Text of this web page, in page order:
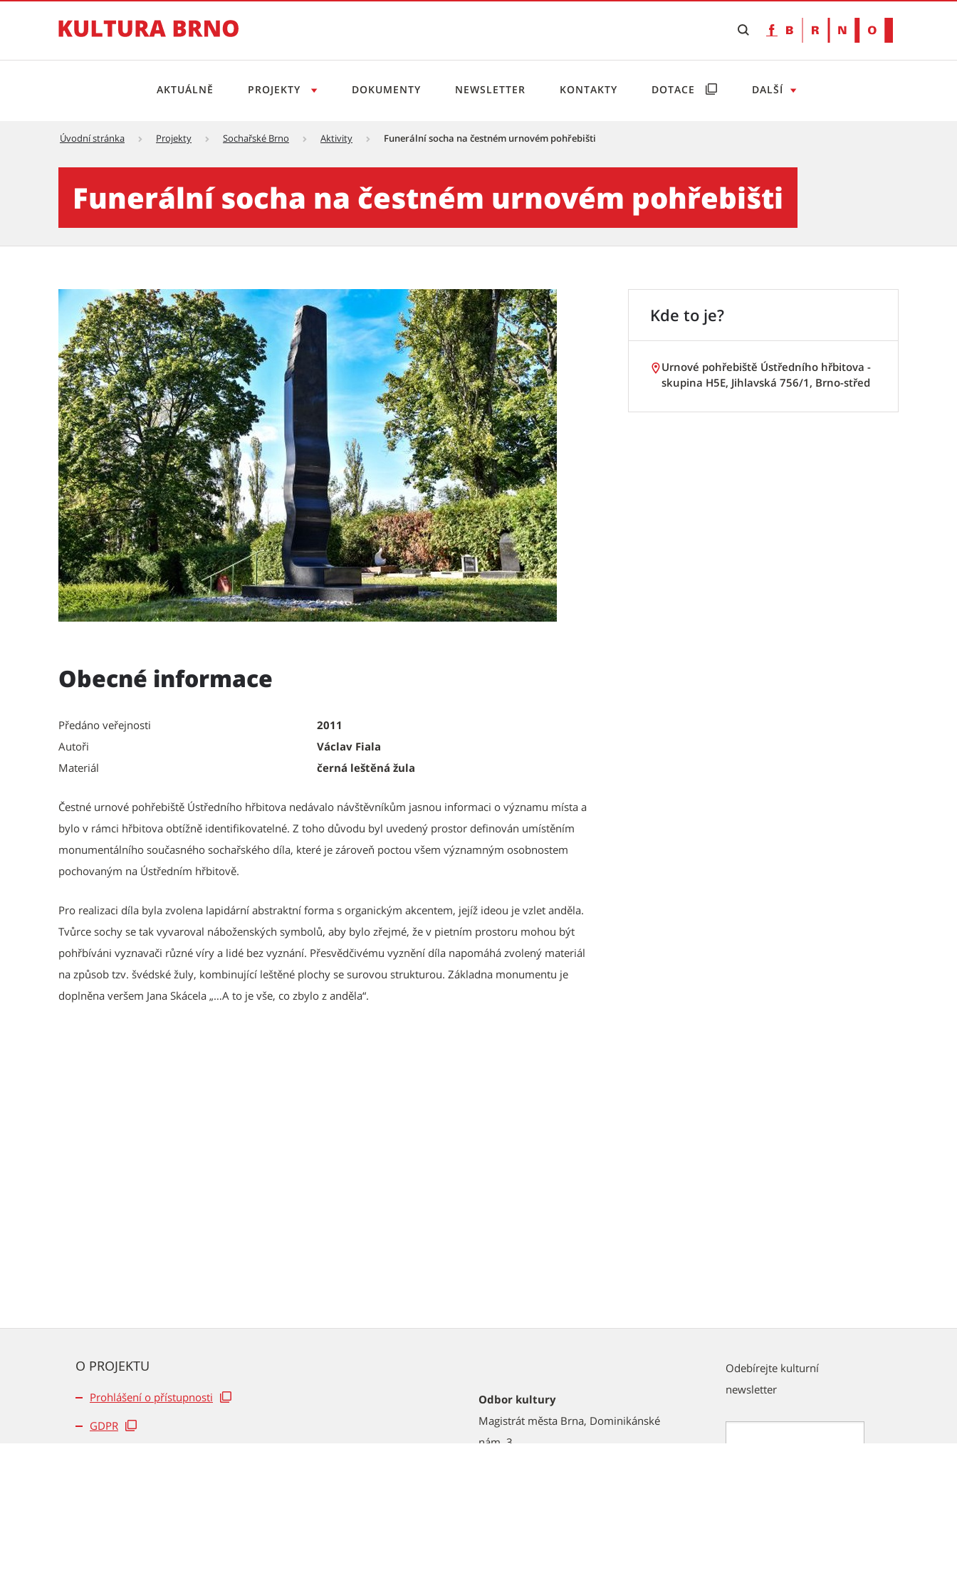
Funerální socha na čestném urnovém pohřebišti - Kultura Brno
AKTUÁLNĚ PROJEKTY DOKUMENTY NEWSLETTER KONTAKTY DOTACE DALŠÍ
Úvodní stránka Projekty Sochařské Brno Aktivity Funerální socha na čestném urnovém pohřebišti
Funerální socha na čestném urnovém pohřebišti
Obecné informace
Předáno veřejnosti
2011
Autoři
Václav Fiala
Materiál
černá leštěná žula
Čestné urnové pohřebiště Ústředního hřbitova nedávalo návštěvníkům jasnou informaci o významu místa a
bylo v rámci hřbitova obtížně identifikovatelné. Z toho důvodu byl uvedený prostor definován umístěním
monumentálního současného sochařského díla, které je zároveň poctou všem významným osobnostem
pochovaným na Ústředním hřbitově.
Pro realizaci díla byla zvolena lapidární abstraktní forma s organickým akcentem, jejíž ideou je vzlet anděla.
Tvůrce sochy se tak vyvaroval náboženských symbolů, aby bylo zřejmé, že v pietním prostoru mohou být
pohřbíváni vyznavači různé víry a lidé bez vyznání. Přesvědčivému vyznění díla napomáhá zvolený materiál
na způsob tzv. švédské žuly, kombinující leštěné plochy se surovou strukturou. Základna monumentu je
doplněna veršem Jana Skácela „…A to je vše, co zbylo z anděla“.
Kde to je?
Urnové pohřebiště Ústředního hřbitova -
skupina H5E, Jihlavská 756/1, Brno-střed
O PROJEKTU
Prohlášení o přístupnosti
GDPR
Odbor kultury
Magistrát města Brna, Dominikánské
nám. 3
Odebírejte kulturní
newsletter